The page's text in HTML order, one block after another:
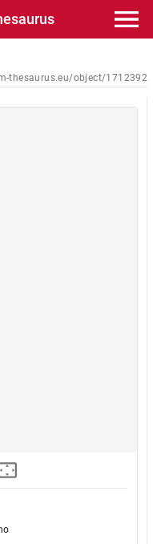
thesaurus.eu/object/1712392